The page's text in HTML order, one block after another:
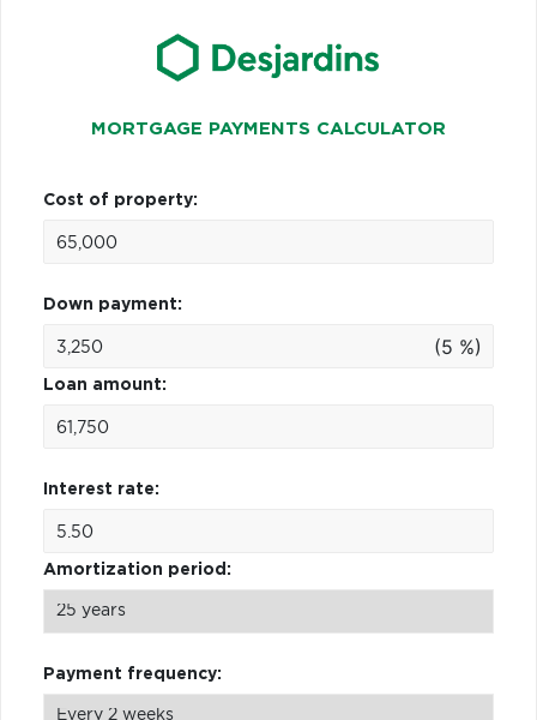
MORTGAGE PAYMENTS CALCULATOR
Cost of property:
Down payment:
(5 %)
Loan amount:
Interest rate:
Amortization period:
Payment frequency: